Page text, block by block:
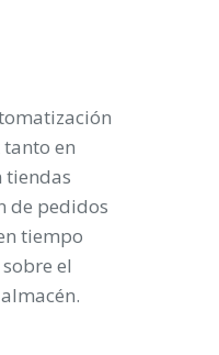
en
tiendas
de pedidos
tiempo
el